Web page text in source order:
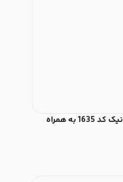
ست جا ادویه 6 پارچه یونیک کد 1635 به همراه